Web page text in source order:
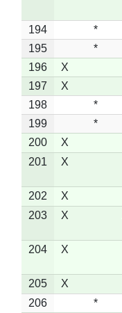
194 *
195
*
196
X
197
X
198
*
199
*
200
X
201
X
202 X
203
X
204 X
205 X
206
*